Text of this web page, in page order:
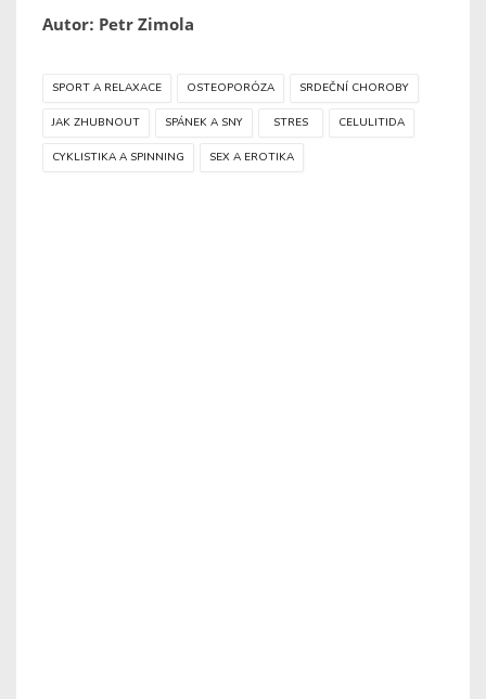
Autor: Petr Zimola
SPORT A RELAXACE OSTEOPORÓZA SRDEČNÍ CHOROBY
JAK ZHUBNOUT SPÁNEK A SNY STRES CELULITIDA
CYKLISTIKA A SPINNING SEX A EROTIKA